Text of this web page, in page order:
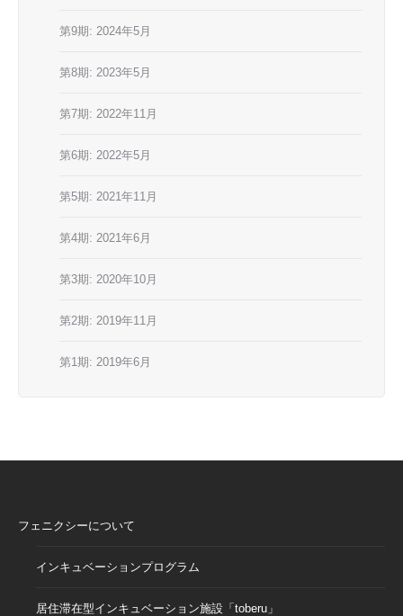
第9期: 2024年5月
第8期: 2023年5月
第7期: 2022年11月
第6期: 2022年5月
第5期: 2021年11月
第4期: 2021年6月
第3期: 2020年10月
第2期: 2019年11月
第1期: 2019年6月
フェニクシーについて
インキュベーションプログラム
居住滞在型インキュベーション施設「toberu」